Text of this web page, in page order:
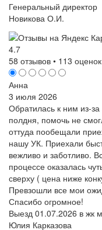
Генеральный директор
Новикова О.И.
4.7
58 отзывов • 113 оценок
Анна
3 июля 2026
Обратилась к ним из-
полдня, помочь не
оттуда пообещали
нашу УК. Приехали
вежливо и заботливо.
процессе оказалась
сверху ( цена ниже
Превзошли все мои
Спасибо огромное!
Выезд 01.07.2026 в жк
Юлия Карказова